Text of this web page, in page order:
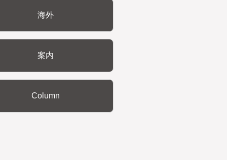
海外
案内
Column